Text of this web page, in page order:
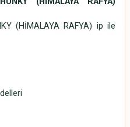
(HİMALAYA RAFYA) ip ile